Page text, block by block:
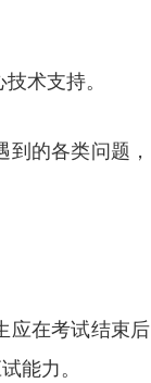
术支持。
的各类问题，
应在考试结束后
能力。